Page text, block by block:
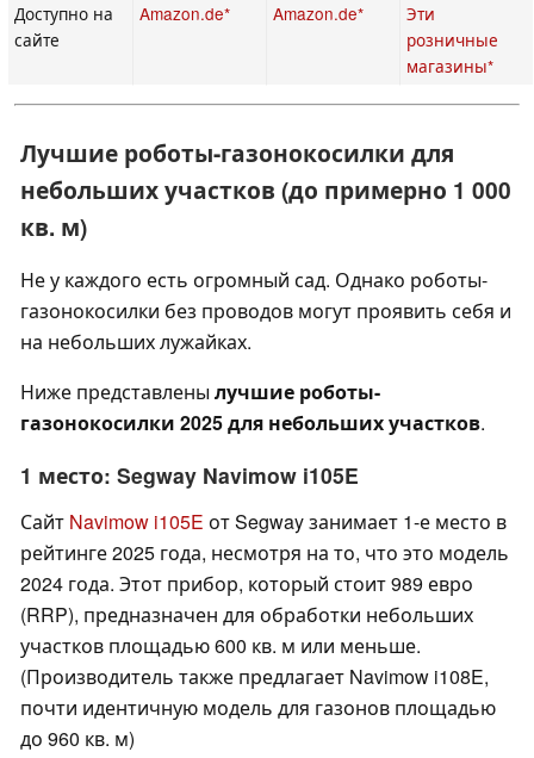
Доступно на
сайте
Amazon.de* Amazon.de*
Эти
розничные
магазины*
Лучшие роботы-газонокосилки для
небольших участков (до примерно 1 000
кв. м)
Не у каждого есть огромный сад. Однако роботы-
газонокосилки без проводов могут проявить себя и
на небольших лужайках.
Ниже представлены лучшие роботы-
газонокосилки 2025 для небольших участков.
1 место: Segway Navimow i105E
Сайт Navimow i105E от Segway занимает 1-е место в
рейтинге 2025 года, несмотря на то, что это модель
2024 года. Этот прибор, который стоит 989 евро
(RRP), предназначен для обработки небольших
участков площадью 600 кв. м или меньше.
(Производитель также предлагает Navimow i108E,
почти идентичную модель для газонов площадью
до 960 кв. м)